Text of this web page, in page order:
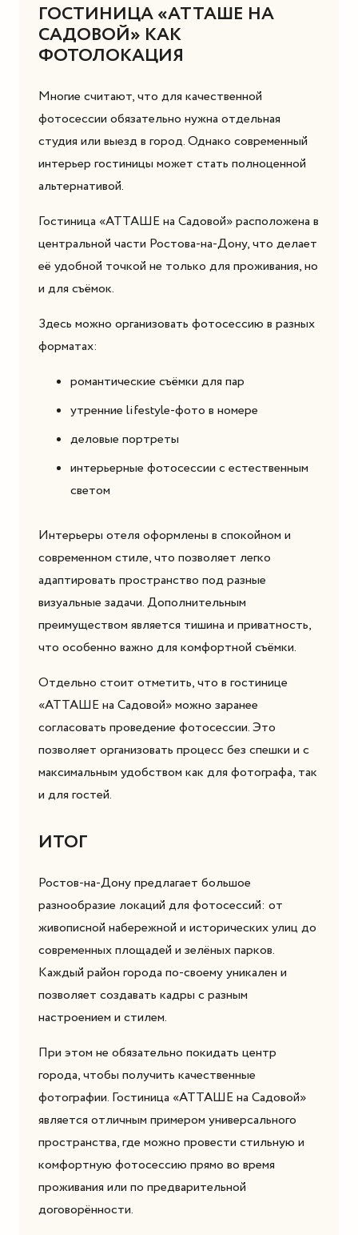
ГОСТИНИЦА «АТТАШЕ НА
САДОВОЙ» КАК
ФОТОЛОКАЦИЯ
Многие считают, что для качественной
фотосессии обязательно нужна отдельная
студия или выезд в город. Однако современный
интерьер гостиницы может стать полноценной
альтернативой.
Гостиница «АТТАШЕ на Садовой» расположена в
центральной части Ростова-на-Дону, что делает
её удобной точкой не только для проживания, но
и для съёмок.
Здесь можно организовать фотосессию в разных
форматах:
романтические съёмки для пар
утренние lifestyle-фото в номере
деловые портреты
интерьерные фотосессии с естественным
светом
Интерьеры отеля оформлены в спокойном и
современном стиле, что позволяет легко
адаптировать пространство под разные
визуальные задачи. Дополнительным
преимуществом является тишина и приватность,
что особенно важно для комфортной съёмки.
Отдельно стоит отметить, что в гостинице
«АТТАШЕ на Садовой» можно заранее
согласовать проведение фотосессии. Это
позволяет организовать процесс без спешки и с
максимальным удобством как для фотографа, так
и для гостей.
ИТОГ
Ростов-на-Дону предлагает большое
разнообразие локаций для фотосессий: от
живописной набережной и исторических улиц до
современных площадей и зелёных парков.
Каждый район города по-своему уникален и
позволяет создавать кадры с разным
настроением и стилем.
При этом не обязательно покидать центр
города, чтобы получить качественные
фотографии. Гостиница «АТТАШЕ на Садовой»
является отличным примером универсального
пространства, где можно провести стильную и
комфортную фотосессию прямо во время
проживания или по предварительной
договорённости.